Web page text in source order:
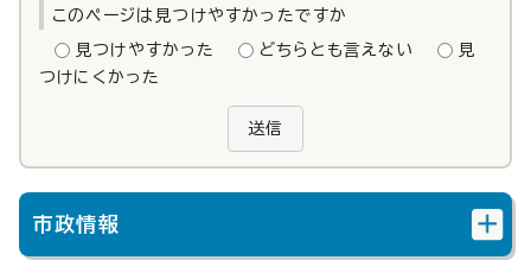
このページは見つけやすかったですか
見つけやすかった どちらとも言えない
見
つけにくかった
送信
市政情報